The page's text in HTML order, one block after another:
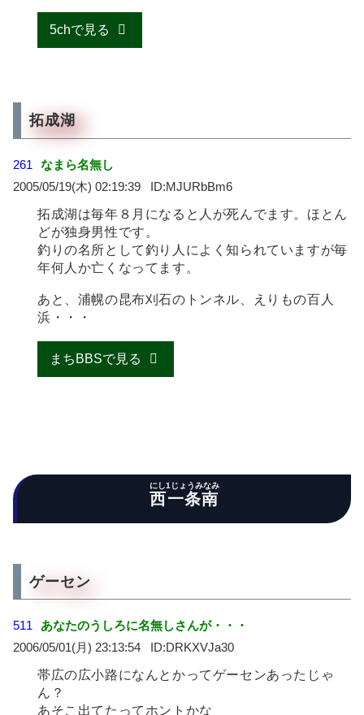
5chで見る
拓成湖
261
なまら名無し
2005/05/19(木) 02:19:39
MJURbBm6
拓成湖は毎年８月になると人が死んでます。ほとん
どが独身男性です。
釣りの名所として釣り人によく知られていますが毎
年何人か亡くなってます。
あと、浦幌の昆布刈石のトンネル、えりもの百人
浜・・・
まちBBSで見る
西一条南
にし1じょうみなみ
ゲーセン
511
あなたのうしろに名無しさんが・・・
2006/05/01(月) 23:13:54
DRKXVJa30
帯広の広小路になんとかってゲーセンあったじゃ
ん？
あそこ出てたってホントかな